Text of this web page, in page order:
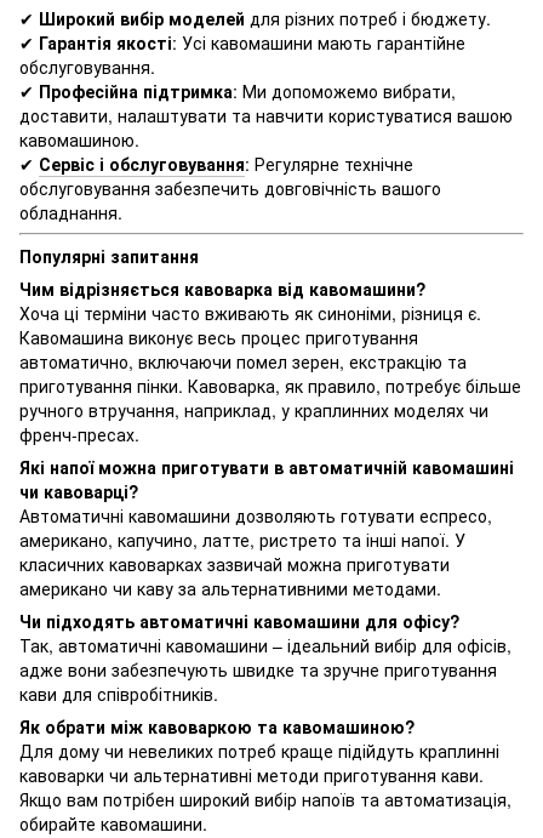
✔ Широкий вибір моделей для різних потреб і бюджету.
✔ Гарантія якості: Усі кавомашини мають гарантійне
обслуговування.
✔ Професійна підтримка: Ми допоможемо вибрати,
доставити, налаштувати та навчити користуватися вашою
кавомашиною.
✔ Сервіс і обслуговування: Регулярне технічне
обслуговування забезпечить довговічність вашого
обладнання.
Популярні запитання
Чим відрізняється кавоварка від кавомашини?
Хоча ці терміни часто вживають як синоніми, різниця є.
Кавомашина виконує весь процес приготування
автоматично, включаючи помел зерен, екстракцію та
приготування пінки. Кавоварка, як правило, потребує більше
ручного втручання, наприклад, у краплинних моделях чи
френч-пресах.
Які напої можна приготувати в автоматичній кавомашині
чи кавоварці?
Автоматичні кавомашини дозволяють готувати еспресо,
американо, капучино, латте, ристрето та інші напої. У
класичних кавоварках зазвичай можна приготувати
американо чи каву за альтернативними методами.
Чи підходять автоматичні кавомашини для офісу?
Так, автоматичні кавомашини – ідеальний вибір для офісів,
адже вони забезпечують швидке та зручне приготування
кави для співробітників.
Як обрати між кавоваркою та кавомашиною?
Для дому чи невеликих потреб краще підійдуть краплинні
кавоварки чи альтернативні методи приготування кави.
Якщо вам потрібен широкий вибір напоїв та автоматизація,
обирайте кавомашини.